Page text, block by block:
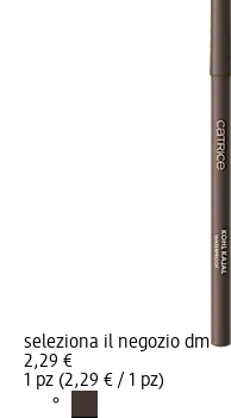
seleziona il negozio dm
2,29 €
1 pz (2,29 € / 1 pz)